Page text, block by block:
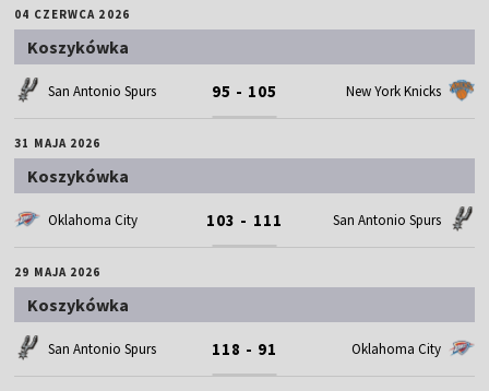
04 CZERWCA 2026
Koszykówka
San Antonio Spurs 95 - 105 New York Knicks
31 MAJA 2026
Koszykówka
Oklahoma City 103 - 111 San Antonio Spurs
29 MAJA 2026
Koszykówka
San Antonio Spurs 118 - 91 Oklahoma City